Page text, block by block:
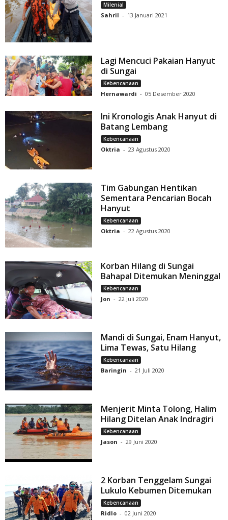
Milenial
Sahril - 13 Januari 2021
Lagi Mencuci Pakaian Hanyut
di Sungai
Kebencanaan
Hernawardi - 05 Desember 2020
Ini Kronologis Anak Hanyut di
Batang Lembang
Kebencanaan
Oktria - 23 Agustus 2020
Tim Gabungan Hentikan
Sementara Pencarian Bocah
Hanyut
Kebencanaan
Oktria - 22 Agustus 2020
Korban Hilang di Sungai
Bahapal Ditemukan Meninggal
Kebencanaan
Jon - 22 Juli 2020
Mandi di Sungai, Enam Hanyut,
Lima Tewas, Satu Hilang
Kebencanaan
Baringin - 21 Juli 2020
Menjerit Minta Tolong, Halim
Hilang Ditelan Anak Indragiri
Kebencanaan
Jason - 29 Juni 2020
2 Korban Tenggelam Sungai
Lukulo Kebumen Ditemukan
Kebencanaan
Ridlo - 02 Juni 2020